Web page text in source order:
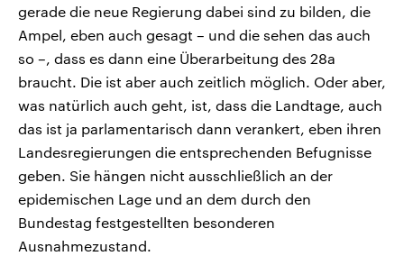
gerade die neue Regierung dabei sind zu bilden, die
Ampel, eben auch gesagt – und die sehen das auch
so –, dass es dann eine Überarbeitung des 28a
braucht. Die ist aber auch zeitlich möglich. Oder aber,
was natürlich auch geht, ist, dass die Landtage, auch
das ist ja parlamentarisch dann verankert, eben ihren
Landesregierungen die entsprechenden Befugnisse
geben. Sie hängen nicht ausschließlich an der
epidemischen Lage und an dem durch den
Bundestag festgestellten besonderen
Ausnahmezustand.